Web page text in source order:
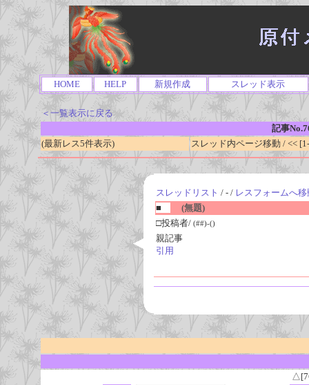
HOME HELP 新規作成 スレッド表示
＜一覧表示に戻る
記事
(最新レス5件表示)
スレッド内ページ移動 / <<
スレッドリスト / - / レスフォームへ移
■
(無題)
□投稿者/ (##)-()
親記事
引用